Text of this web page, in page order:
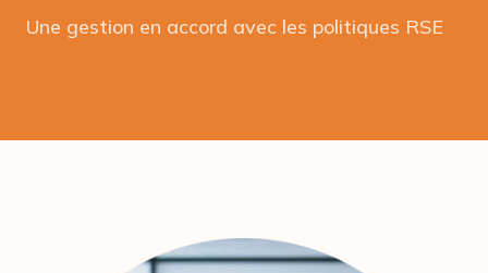
Une gestion en accord avec les politiques RSE